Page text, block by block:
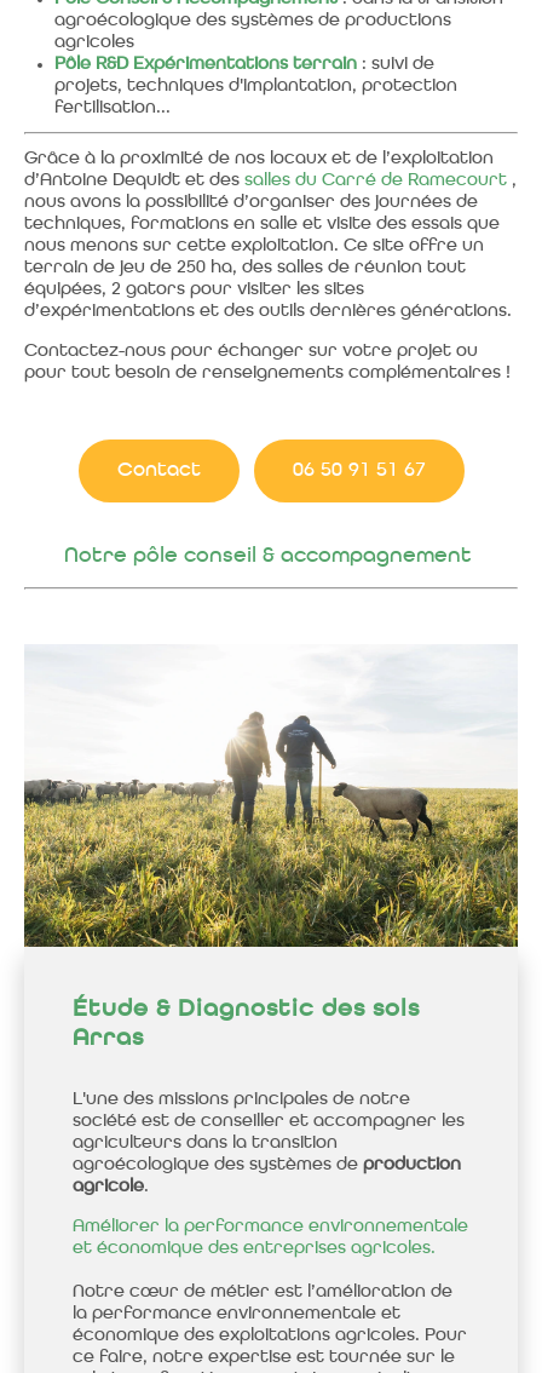
agroécologique des systèmes de productions
agricoles
Pôle R&D Expérimentations terrain : suivi de
projets, techniques d'implantation, protection
fertilisation...
Grâce à la proximité de nos locaux et de l’exploitation
d’Antoine Dequidt et des salles du Carré de Ramecourt ,
nous avons la possibilité d’organiser des journées de
techniques, formations en salle et visite des essais que
nous menons sur cette exploitation. Ce site offre un
terrain de jeu de 250 ha, des salles de réunion tout
équipées, 2 gators pour visiter les sites
d’expérimentations et des outils dernières générations.
Contactez-nous pour échanger sur votre projet ou
pour tout besoin de renseignements complémentaires !
Contact 06 50 91 51 67
Notre pôle conseil & accompagnement
Étude & Diagnostic des sols
Arras
L'une des missions principales de notre
société est de conseiller et accompagner les
agriculteurs dans la transition
agroécologique des systèmes de production
agricole.
Améliorer la performance environnementale
et économique des entreprises agricoles.
Notre cœur de métier est l’amélioration de
la performance environnementale et
économique des exploitations agricoles. Pour
ce faire, notre expertise est tournée sur le